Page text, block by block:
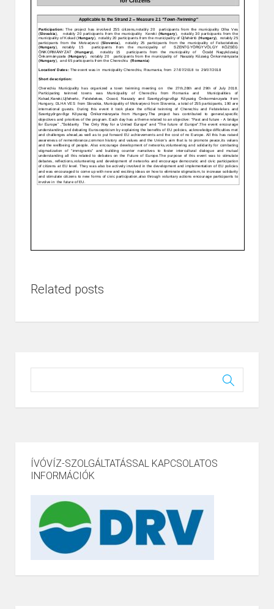
Related posts
ÍVÓVÍZ-SZOLGÁLTATÁSSAL KAPCSOLATOS
INFORMÁCIÓK